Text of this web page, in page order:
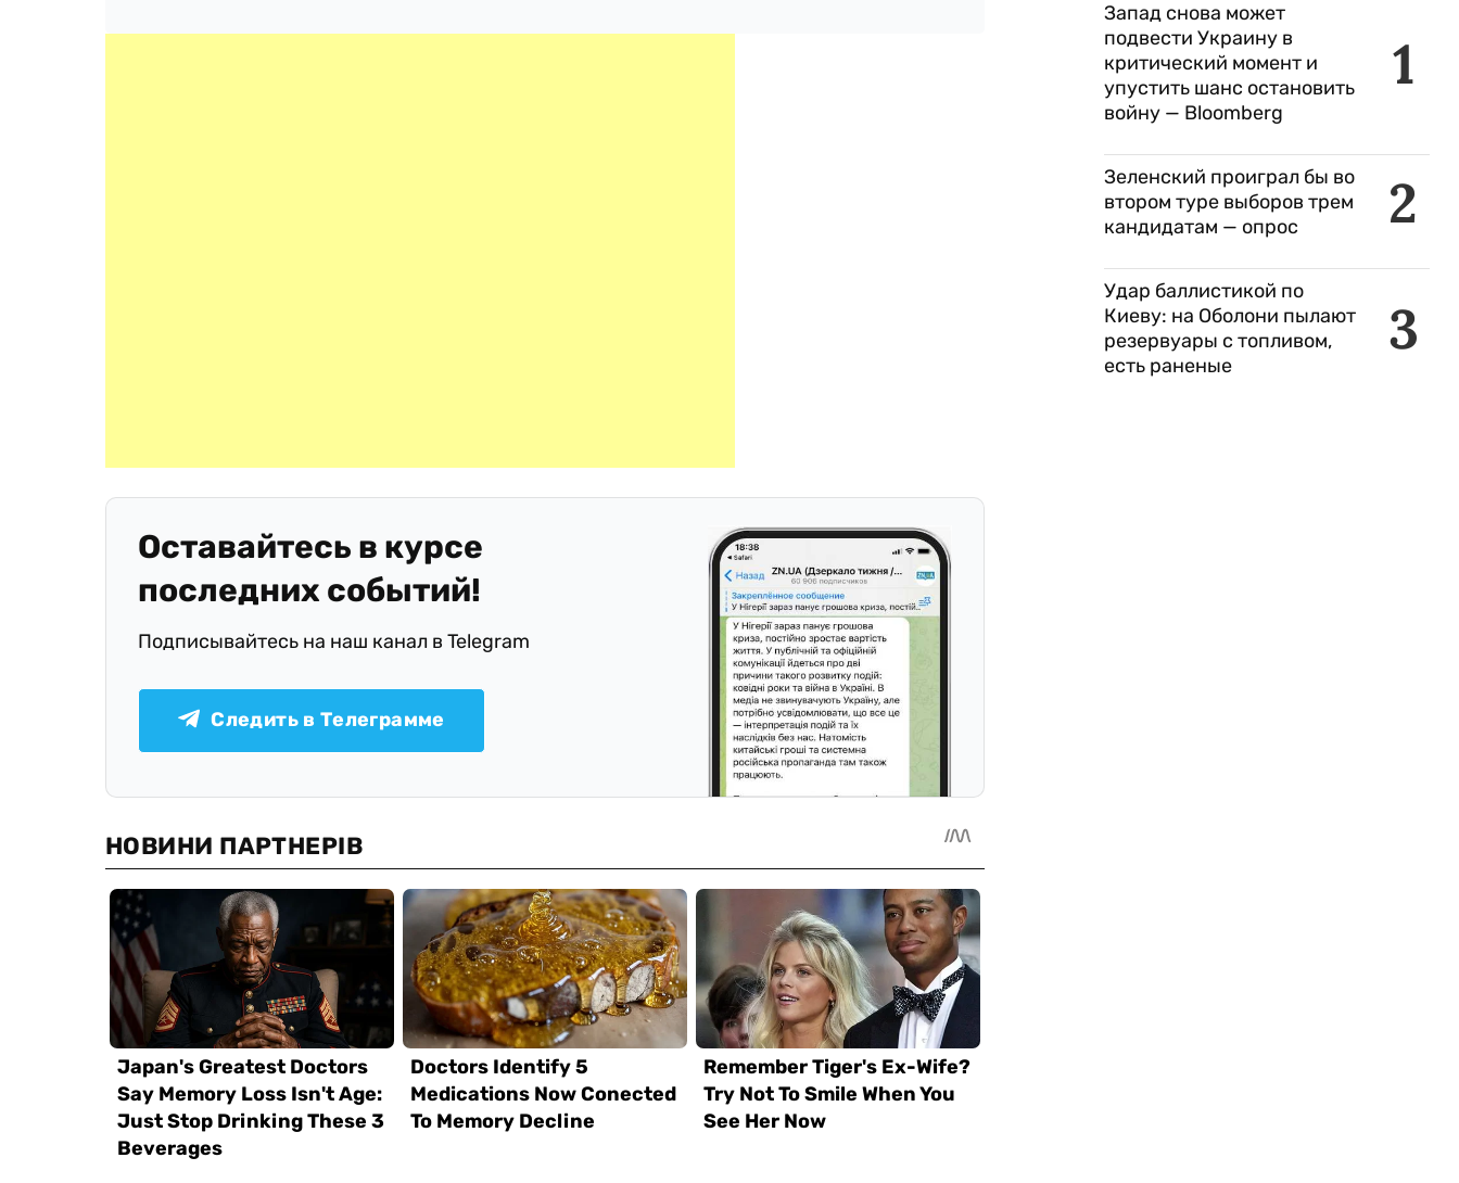
Оставайтесь в курсе
последних событий!
Подписывайтесь на наш канал в Telegram
Следить в Телеграмме
1
Запад снова может
подвести Украину в
критический момент и
упустить шанс остановить
войну — Bloomberg
2
Зеленский проиграл бы во
втором туре выборов трем
кандидатам — опрос
3
Удар баллистикой по
Киеву: на Оболони пылают
резервуары с топливом,
есть раненые